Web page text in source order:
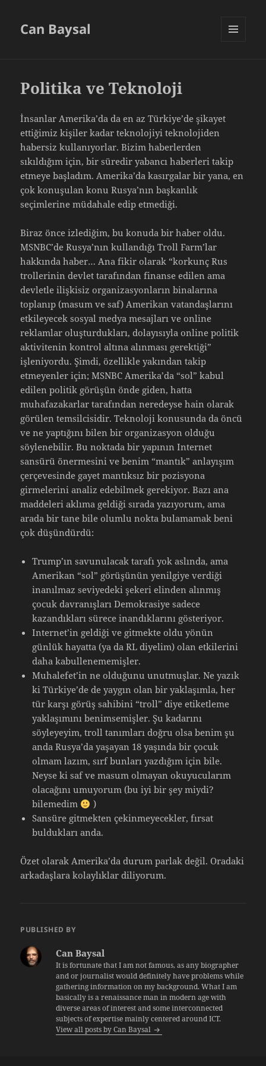
Can Baysal
Politika ve Teknoloji
İnsanlar Amerika’da da en az Türkiye’de şikayet
ettiğimiz kişiler kadar teknolojiyi teknolojiden
habersiz kullanıyorlar. Bizim haberlerden
sıkıldığım için, bir süredir yabancı haberleri takip
etmeye başladım. Amerika’da kasırgalar bir yana, en
çok konuşulan konu Rusya’nın başkanlık
seçimlerine müdahale edip etmediği.
Biraz önce izlediğim, bu konuda bir haber oldu.
MSNBC’de Rusya’nın kullandığı Troll Farm’lar
hakkında haber… Ana fikir olarak “korkunç Rus
trollerinin devlet tarafından finanse edilen ama
devletle ilişkisiz organizasyonların binalarına
toplanıp (masum ve saf) Amerikan vatandaşlarını
etkileyecek sosyal medya mesajları ve online
reklamlar oluşturdukları, dolayısıyla online politik
aktivitenin kontrol altına alınması gerektiği”
işleniyordu. Şimdi, özellikle yakından takip
etmeyenler için; MSNBC Amerika’da “sol” kabul
edilen politik görüşün önde giden, hatta
muhafazakarlar tarafından neredeyse hain olarak
görülen temsilcisidir. Teknoloji konusunda da öncü
ve ne yaptığını bilen bir organizasyon olduğu
söylenebilir. Bu noktada bir yapının Internet
sansürü önermesini ve benim “mantık” anlayışım
çerçevesinde gayet mantıksız bir pozisyona
girmelerini analiz edebilmek gerekiyor. Bazı ana
maddeleri aklıma geldiği sırada yazıyorum, ama
arada bir tane bile olumlu nokta bulamamak beni
çok düşündürdü:
Trump’ın savunulacak tarafı yok aslında, ama
Amerikan “sol” görüşünün yenilgiye verdiği
inanılmaz seviyedeki şekeri elinden alınmış
çocuk davranışları Demokrasiye sadece
kazandıkları sürece inandıklarını gösteriyor.
Internet’in geldiği ve gitmekte oldu yönün
günlük hayatta (ya da RL diyelim) olan etkilerini
daha kabullenememişler.
Muhalefet’in ne olduğunu unutmuşlar. Ne yazık
ki Türkiye’de de yaygın olan bir yaklaşımla, her
tür karşı görüş sahibini “troll” diye etiketleme
yaklaşımını benimsemişler. Şu kadarını
söyleyeyim, troll tanımları doğru olsa benim şu
anda Rusya’da yaşayan 18 yaşında bir çocuk
olmam lazım, sırf bunları yazdığım için bile.
Neyse ki saf ve masum olmayan okuyucularım
olacağını umuyorum (bu iyi bir şey miydi?
bilemedim
)
Sansüre gitmekten çekinmeyecekler, fırsat
buldukları anda.
Özet olarak Amerika’da durum parlak değil. Oradaki
arkadaşlara kolaylıklar diliyorum.
PUBLISHED BY
Can Baysal
It is fortunate that I am not famous, as any biographer
and or journalist would definitely have problems while
gathering information on my background. What I am
basically is a renaissance man in modern age with
diverse areas of interest and some interconnected
subjects of expertise mainly centered around ICT.
View all posts by Can Baysal